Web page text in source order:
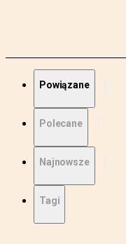
Powiązane
Polecane
Najnowsze
Tagi